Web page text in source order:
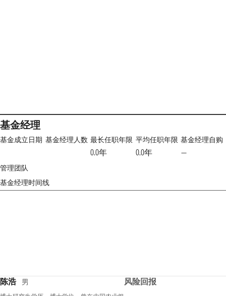
基金经理
基金成立日期 基金经理人数 最长任职年限
0.0年
平均任职年限
0.0年
基金经理自购
—
管理团队
基金经理时间线
陈浩 男 风险回报